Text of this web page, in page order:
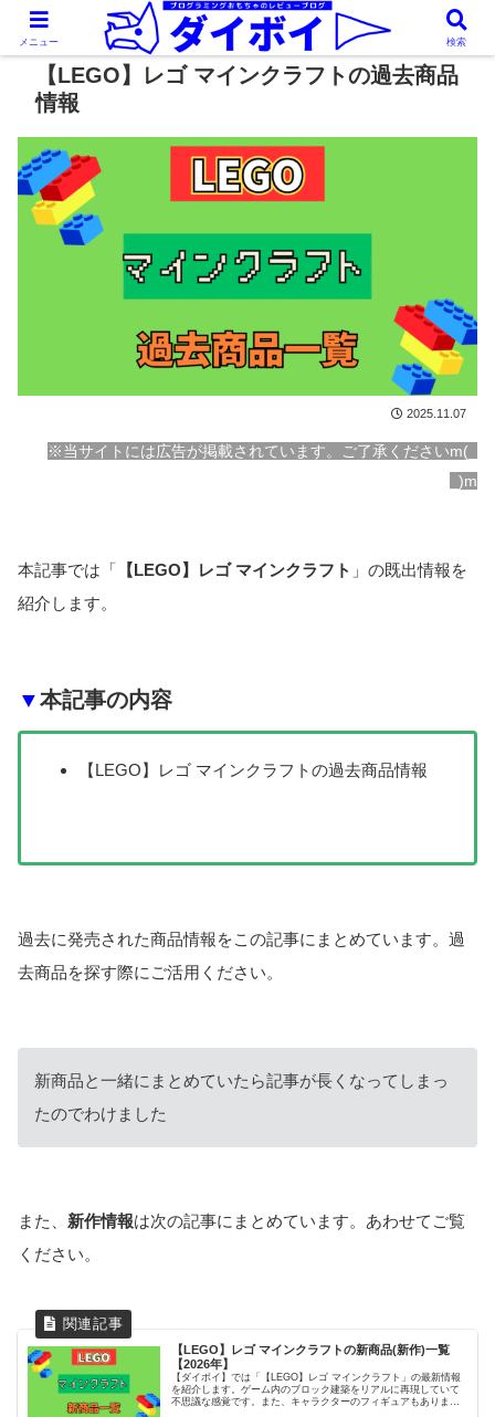
【LEGO】レゴ マインクラフトの過去商品
情報
2025.11.07
※当サイトには広告が掲載されています。ご了承くださいm(_
_)m
本記事では「 【LEGO】レゴ マインクラフト 」の既出情報を
紹介します。
▼本記事の内容
【LEGO】レゴ マインクラフトの過去商品情報
過去に発売された商品情報をこの記事にまとめています。過
去商品を探す際にご活用ください。
新商品と一緒にまとめていたら記事が長くなってしまっ
たのでわけました
また、 新作情報は次の記事にまとめています。あわせてご覧
ください。
【LEGO】レゴ マインクラフトの新商品(新作)一覧
【2026年】
【ダイボイ】では「【LEGO】レゴ マインクラフト」の最新情報
を紹介します。ゲーム内のブロック建築をリアルに再現していて
不思議な感覚です。また、キャラクターのフィギュアもありま
メニュー 検索